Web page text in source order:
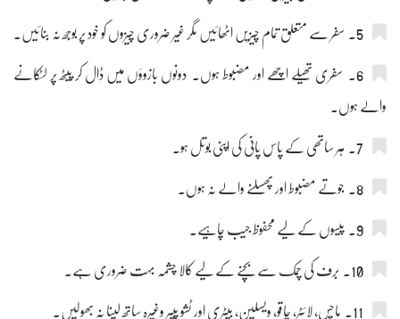
5۔ سفر سے متعلق تمام چیزیں اٹھائیں مگر غیر ضروری چیزوں کو خود پر بوجھ نہ بنائیں۔
6۔ سفری تھیلے اچھے اور مضبوط ہوں۔ دونوں بازوؤں میں ڈال کر پیٹھ پر لٹکانے
والے ہوں۔
7۔ ہر ساتھی کے پاس پانی کی اپنی بوتل ہو۔
8۔ جوتے مضبوط اور پھسلنے والے نہ ہوں۔
9۔ پیسوں کے لیے محفوظ جیب چاہیے۔
10۔ برف کی چمک سے بچنے کے لیے کالا چشمہ بہت ضروری ہے۔
11۔ ماچس، لائٹر، چاقو، ویسلین، بیٹری اور ٹشو پیپر وغیرہ ساتھ لینا نہ بھولیں۔